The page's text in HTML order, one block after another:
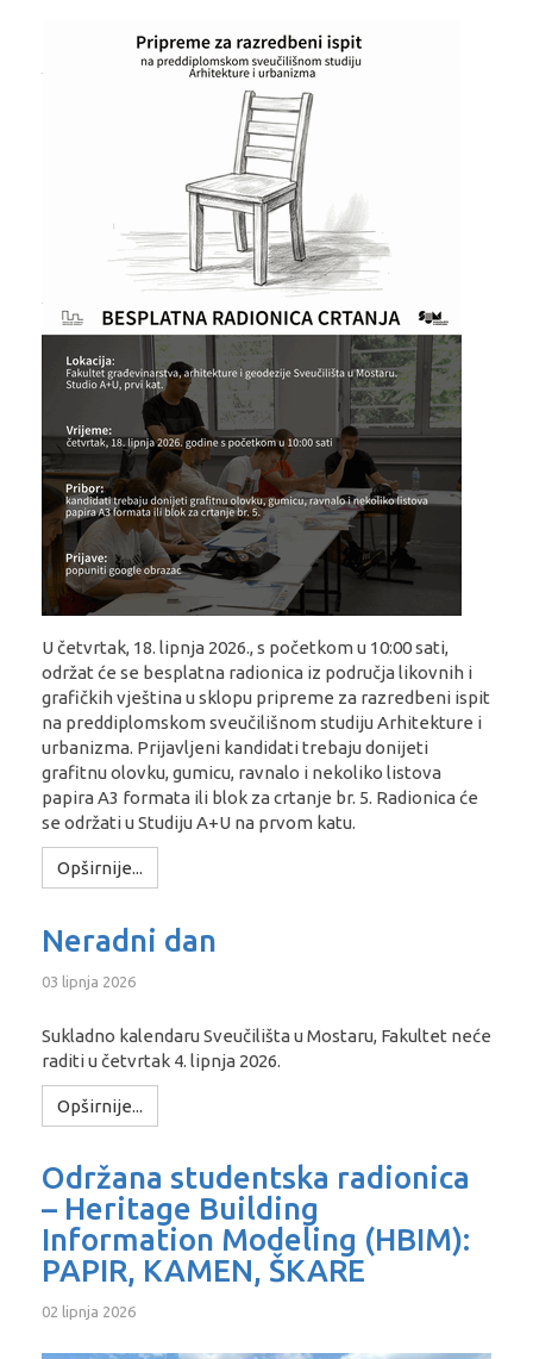
U četvrtak, 18. lipnja 2026., s početkom u 10:00 sati,
održat će se besplatna radionica iz područja likovnih i
grafičkih vještina u sklopu pripreme za razredbeni ispit
na preddiplomskom sveučilišnom studiju Arhitekture i
urbanizma. Prijavljeni kandidati trebaju donijeti
grafitnu olovku, gumicu, ravnalo i nekoliko listova
papira A3 formata ili blok za crtanje br. 5. Radionica će
se održati u Studiju A+U na prvom katu.
Opširnije...
Neradni dan
03 lipnja 2026
Sukladno kalendaru Sveučilišta u Mostaru, Fakultet neće
raditi u četvrtak 4. lipnja 2026.
Opširnije...
Održana studentska radionica
– Heritage Building
Information Modeling (HBIM):
PAPIR, KAMEN, ŠKARE
02 lipnja 2026